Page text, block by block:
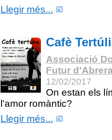
Llegir més...
Cafè
Associació
Futur
12/02/2017
On estan els
l'amor romàntic?
Llegir més...